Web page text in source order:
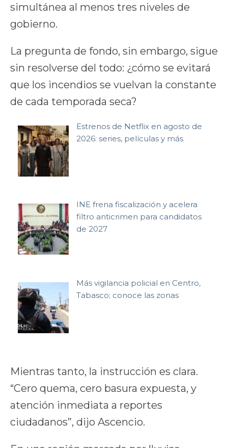
simultánea al menos tres niveles de
gobierno.
La pregunta de fondo, sin embargo, sigue
sin resolverse del todo: ¿cómo se evitará
que los incendios se vuelvan la constante
de cada temporada seca?
Estrenos de Netflix en agosto de
2026: series, películas y más
INE frena fiscalización y acelera
filtro anticrimen para candidatos
de 2027
Más vigilancia policial en Centro,
Tabasco; conoce las zonas
Mientras tanto, la instrucción es clara.
“Cero quema, cero basura expuesta, y
atención inmediata a reportes
ciudadanos”, dijo Ascencio.